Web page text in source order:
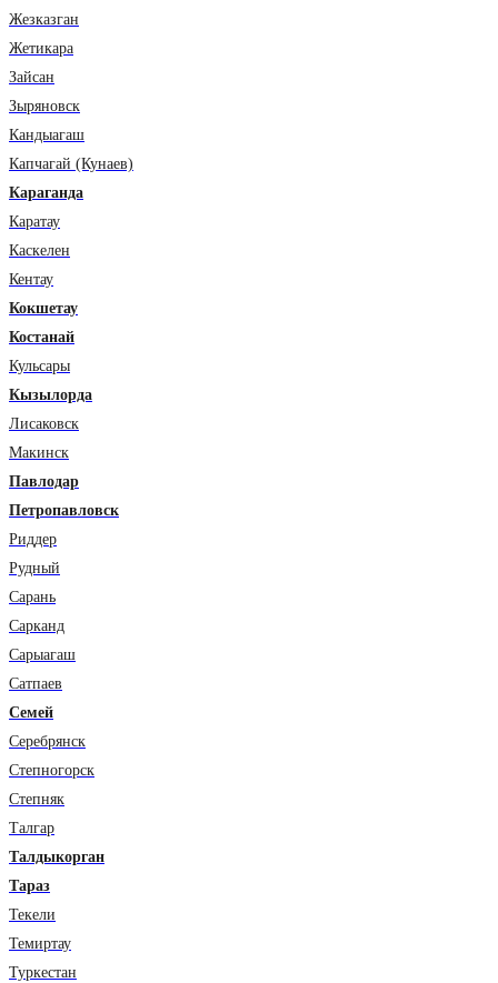
Жезказган
Жетикара
Зайсан
Зыряновск
Кандыагаш
Капчагай (Кунаев)
Караганда
Каратау
Каскелен
Кентау
Кокшетау
Костанай
Кульсары
Кызылорда
Лисаковск
Макинск
Павлодар
Петропавловск
Риддер
Рудный
Сарань
Сарканд
Сарыагаш
Сатпаев
Семей
Серебрянск
Степногорск
Степняк
Талгар
Талдыкорган
Тараз
Текели
Темиртау
Туркестан